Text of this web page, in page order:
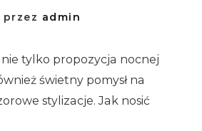
przez admin
tylko propozycja nocnej
świetny pomysł na
stylizacje. Jak nosić